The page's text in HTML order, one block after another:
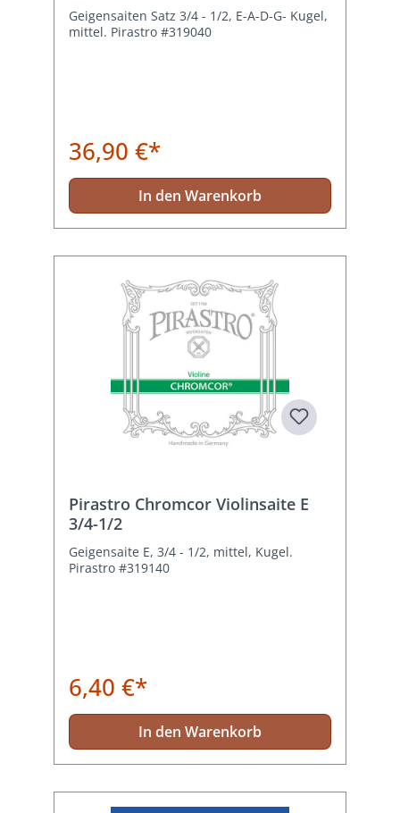
Geigensaiten Satz 3/4 - 1/2, E-A-D-G- Kugel,
mittel. Pirastro #319040
36,90 €*
In den Warenkorb
Pirastro Chromcor Violinsaite E
3/4-1/2
Geigensaite E, 3/4 - 1/2, mittel, Kugel.
Pirastro #319140
6,40 €*
In den Warenkorb